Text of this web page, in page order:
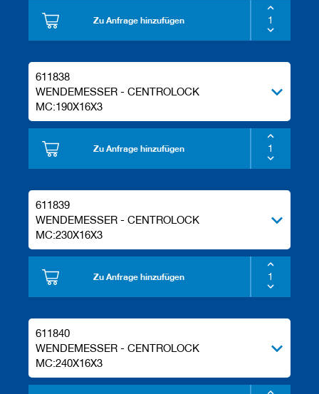
Zu Anfrage hinzufügen
611838
WENDEMESSER - CENTROLOCK
MC:190X16X3
Zu Anfrage hinzufügen
611839
WENDEMESSER - CENTROLOCK
MC:230X16X3
Zu Anfrage hinzufügen
611840
WENDEMESSER - CENTROLOCK
MC:240X16X3